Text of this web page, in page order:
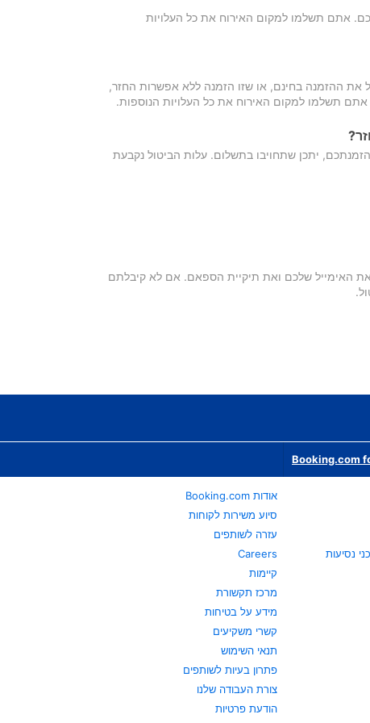
אתם תשלמו למקום האירוח את כל העלויות
ההזמנה בחינם, או שזו הזמנה ללא אפשרות החזר,
אתם תשלמו למקום האירוח את כל העלויות הנוספות.
יתכן שתחויבו בתשלום. עלות הביטול נקבעת
האימייל שלכם ואת תיקיית הספאם. אם לא קיבלתם
Booking.com
אודות Booking.com
סיוע משירות לקוחות
עזרה לשותפים
Careers
קיימות
מרכז תקשורת
מידע על בטיחות
קשרי משקיעים
תנאי השימוש
פתרון בעיות לשותפים
צורת העבודה שלנו
הודעת פרטיות